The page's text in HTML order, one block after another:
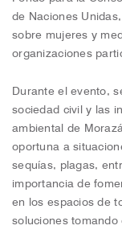
de Naciones
sobre mujeres y
organizaciones
Durante el evento,
sociedad civil y las
ambiental de
oportuna a
sequías, plagas,
importancia de
en los espacios de
soluciones tomando